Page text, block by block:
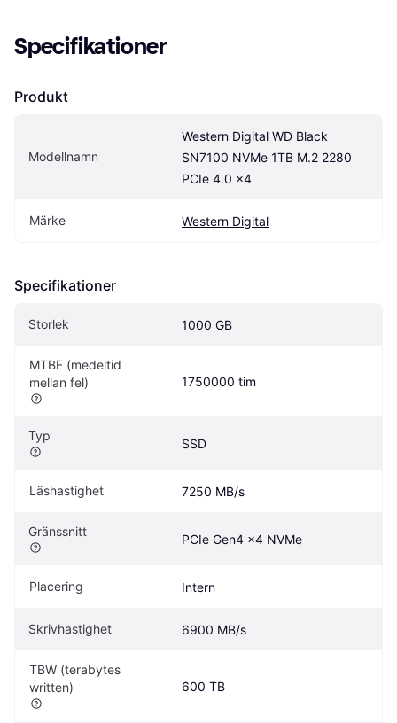
Specifikationer
Produkt
Modellnamn
Western Digital WD Black
SN7100 NVMe 1TB M.2 2280
PCIe 4.0 x4
Märke Western Digital
Specifikationer
Storlek 1000 GB
MTBF (medeltid
mellan fel)
1750000 tim
Typ
SSD
Läshastighet 7250 MB/s
Gränssnitt
PCIe Gen4 x4 NVMe
Placering Intern
Skrivhastighet 6900 MB/s
TBW (terabytes
written)
600 TB